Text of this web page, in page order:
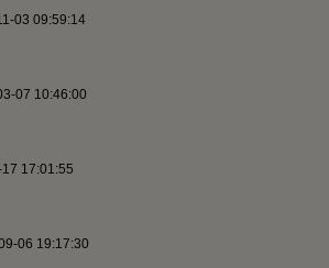
03 09:59:14
07 10:46:00
17:01:55
06 19:17:30